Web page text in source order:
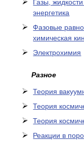
Газы,
энергетика
Фазовые
химическая
Электрохимия
Разное
Теория
Теория
Теория
Реакции в